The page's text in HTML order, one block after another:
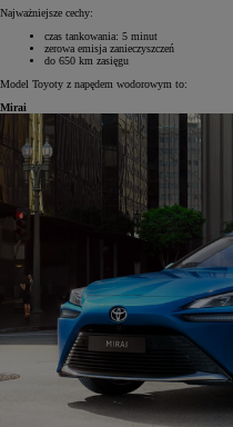
Najważniejsze cechy:
czas tankowania: 5 minut
zerowa emisja zanieczyszczeń
do 650 km zasięgu
Model Toyoty z napędem wodorowym to:
Mirai